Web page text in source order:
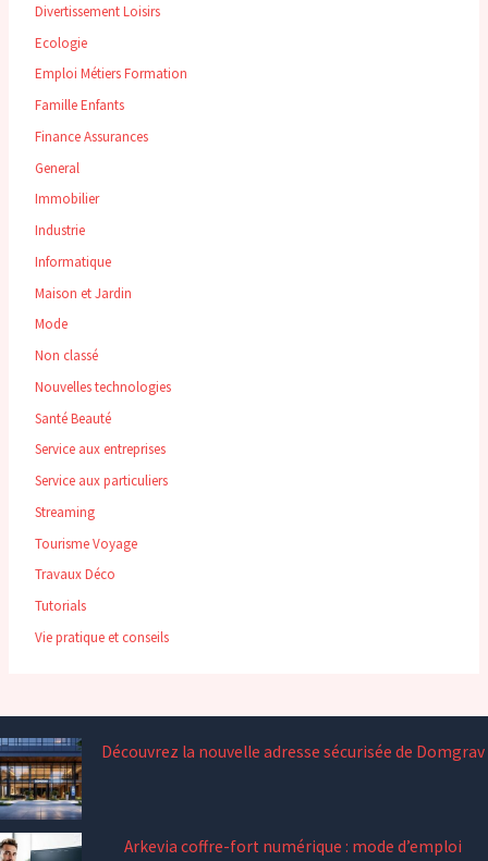
Divertissement Loisirs
Ecologie
Emploi Métiers Formation
Famille Enfants
Finance Assurances
General
Immobilier
Industrie
Informatique
Maison et Jardin
Mode
Non classé
Nouvelles technologies
Santé Beauté
Service aux entreprises
Service aux particuliers
Streaming
Tourisme Voyage
Travaux Déco
Tutorials
Vie pratique et conseils
Découvrez la nouvelle adresse sécurisée de Domgrav
Arkevia coffre-fort numérique : mode d’emploi